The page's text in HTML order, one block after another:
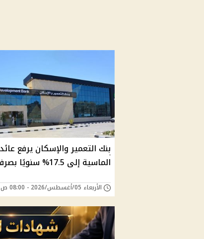
بنك التعمير والإسكان يرفع
الماسية إلى 17.5% سنويًا بصرف شهري
الأربعاء 05/أغسطس/2026 - 08:00 ص